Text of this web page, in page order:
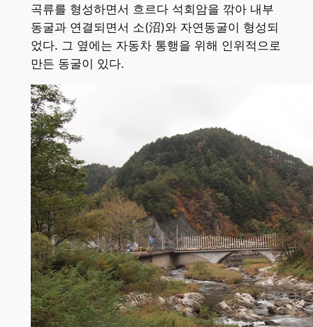
곡류를 형성하면서 흐르다 석회암을 깎아 내부
동굴과 연결되면서 소(沼)와 자연동굴이 형성되
었다. 그 옆에는 자동차 통행을 위해 인위적으로
만든 동굴이 있다.